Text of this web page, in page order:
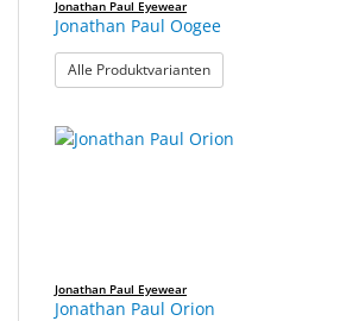
Jonathan Paul Eyewear
Jonathan Paul Oogee
Alle Produktvarianten: Jonathan Paul Oogee
Jonathan Paul Eyewear
Jonathan Paul Orion